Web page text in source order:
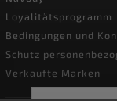
Loyalitätsprogramm
Bedingungen und
Schutz
Verkaufte Marken